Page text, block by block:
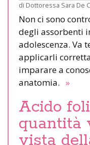
di Dottoressa Sara De
Non ci sono
degli assorbenti
adolescenza. Va
applicarli
imparare a
anatomia. »
Acido
quantità
vista